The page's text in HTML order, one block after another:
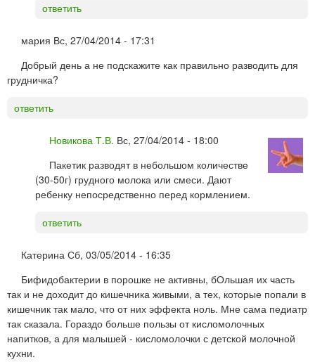
ответить
мария Вс, 27/04/2014 - 17:31
Добрый день а не подскажите как правильно разводить для
грудничка?
ответить
Новикова Т.В. Вс, 27/04/2014 - 18:00
Пакетик разводят в небольшом количестве
(30-50г) грудного молока или смеси. Дают
ребенку непосредственно перед кормлением.
ответить
Катерина Сб, 03/05/2014 - 16:35
Бифидобактерии в порошке не активны, бОльшая их часть
так и не доходит до кишечника живыми, а тех, которые попали в
кишечник так мало, что от них эффекта ноль. Мне сама педиатр
так сказала. Гораздо больше пользы от кисломолочных
напитков, а для малышей - кисломолочки с детской молочной
кухни.